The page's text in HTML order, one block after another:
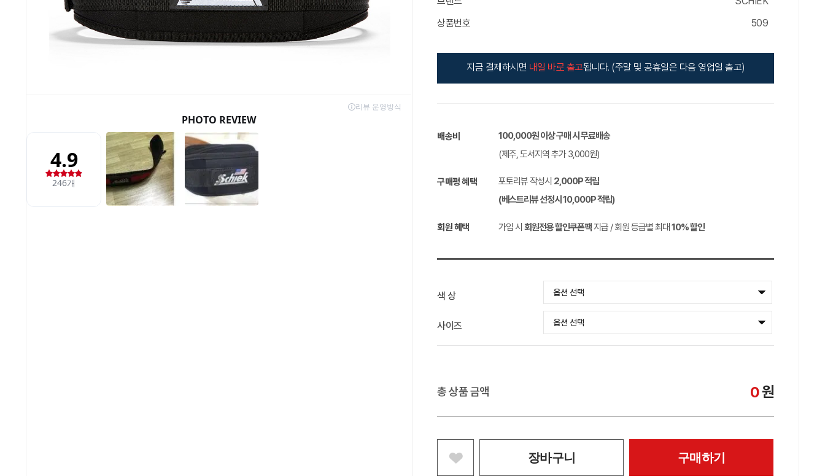
상품번호
509
지금 결제하시면 내일 바로 출고됩니다. (주말 및 공휴일은 다음 영업일 출고)
배송비
100,000원 이상 구매 시 무료배송
(제주, 도서지역 추가3,000원)
구매평 혜택 포토리뷰 작성시 2,000P적립
(베스트리뷰 선정시 10,000P적립)
회원 혜택 가입 시 회원전용 할인쿠폰팩지급 / 회원 등급별 최대 10%할인
색 상
사이즈
총 상품 금액 0원
장바구니 구매하기